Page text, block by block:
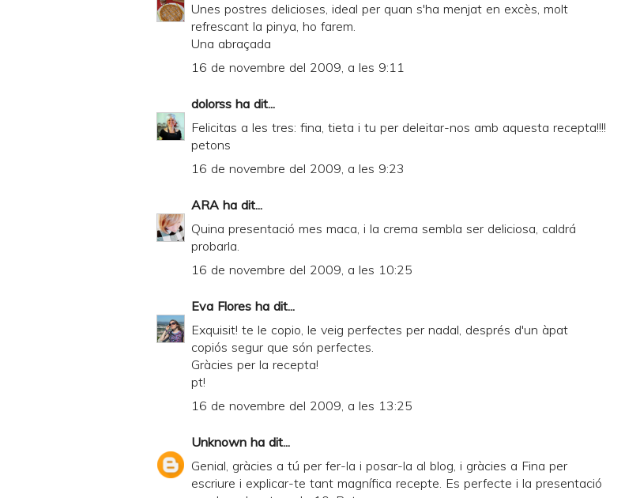
i
n
a
P
Unes postres delicioses, ideal per quan s'ha menjat en excès, molt
refrescant la pinya, ho farem.
Una abraçada
16 de novembre del 2009, a les 9:11
dolorss ha dit...
Felicitas a les tres: fina, tieta i tu per deleitar-nos amb aquesta recepta!!!!
petons
16 de novembre del 2009, a les 9:23
ARA ha dit...
Quina presentació mes maca, i la crema sembla ser deliciosa, caldrá
probarla.
16 de novembre del 2009, a les 10:25
Eva Flores ha dit...
Exquisit! te le copio, le veig perfectes per nadal, després d'un àpat
copiós segur que són perfectes.
Gràcies per la recepta!
pt!
16 de novembre del 2009, a les 13:25
Unknown ha dit...
Genial, gràcies a tú per fer-la i posar-la al blog, i gràcies a Fina per
escriure i explicar-te tant magnífica recepte. Es perfecte i la presentació